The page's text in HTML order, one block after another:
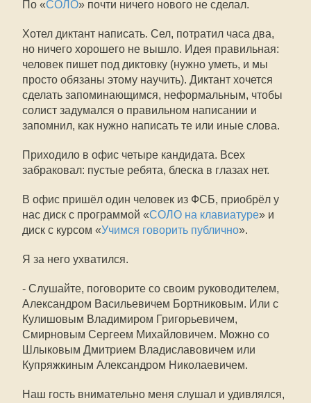
По «СОЛО» почти ничего нового не сделал.
Хотел диктант написать. Сел, потратил часа два,
но ничего хорошего не вышло. Идея правильная:
человек пишет под диктовку (нужно уметь, и мы
просто обязаны этому научить). Диктант хочется
сделать запоминающимся, неформальным, чтобы
солист задумался о правильном написании и
запомнил, как нужно написать те или иные слова.
Приходило в офис четыре кандидата. Всех
забраковал: пустые ребята, блеска в глазах нет.
В офис пришёл один человек из ФСБ, приобрёл у
нас диск с программой «СОЛО на клавиатуре» и
диск с курсом «Учимся говорить публично».
Я за него ухватился.
- Слушайте, поговорите со своим руководителем,
Александром Васильевичем Бортниковым. Или с
Кулишовым Владимиром Григорьевичем,
Смирновым Сергеем Михайловичем. Можно со
Шлыковым Дмитрием Владиславовичем или
Купряжкиным Александром Николаевичем.
Наш гость внимательно меня слушал и удивлялся,